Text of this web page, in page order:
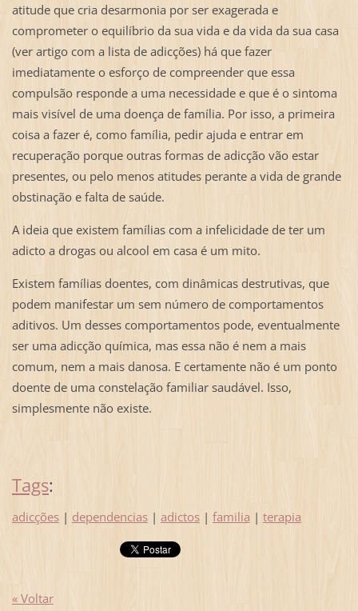
atitude que cria desarmonia por ser exagerada e
comprometer o equilíbrio da sua vida e da vida da sua casa
(ver artigo com a lista de adicções) há que fazer
imediatamente o esforço de compreender que essa
compulsão responde a uma necessidade e que é o sintoma
mais visível de uma doença de família. Por isso, a primeira
coisa a fazer é, como família, pedir ajuda e entrar em
recuperação porque outras formas de adicção vão estar
presentes, ou pelo menos atitudes perante a vida de grande
obstinação e falta de saúde.
A ideia que existem famílias com a infelicidade de ter um
adicto a drogas ou alcool em casa é um mito.
Existem famílias doentes, com dinâmicas destrutivas, que
podem manifestar um sem número de comportamentos
aditivos. Um desses comportamentos pode, eventualmente
ser uma adicção química, mas essa não é nem a mais
comum, nem a mais danosa. E certamente não é um ponto
doente de uma constelação familiar saudável. Isso,
simplesmente não existe.
Tags:
adicções | dependencias | adictos | familia | terapia
« Voltar